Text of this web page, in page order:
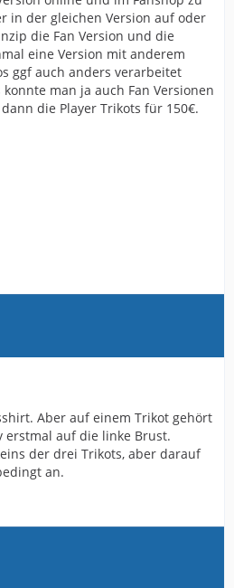
in der gleichen Version auf oder
die Fan Version und die
eine Version mit anderem
ggf auch anders verarbeitet
man ja auch Fan Versionen
die Player Trikots für 150€.
Aber auf einem Trikot gehört
auf die linke Brust.
der drei Trikots, aber darauf
an.